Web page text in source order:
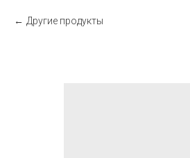
Другие продукты